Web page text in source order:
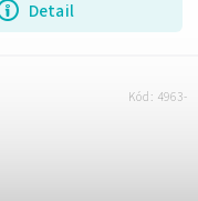
Detail
Kód: 4963-